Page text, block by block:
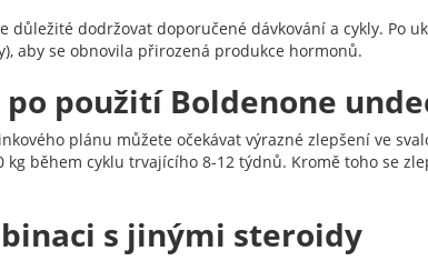
dodržovat doporučené dávkování a cykly. Po
aby se obnovila přirozená produkce hormonů.
použití Boldenone
plánu můžete očekávat výrazné zlepšení ve
během cyklu trvajícího 8-12 týdnů. Kromě toho se
s jinými steroidy